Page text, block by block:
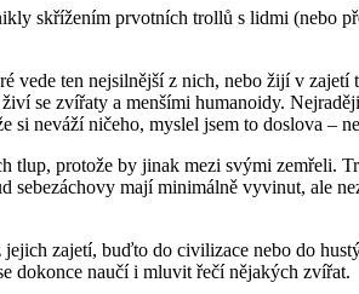
skřížením prvotních trollů s lidmi (nebo
vede ten nejsilnější z nich, nebo žijí v
se zvířaty a menšími humanoidy.
neváží ničeho, myslel jsem to doslova –
tlup, protože by jinak mezi svými
mají minimálně vyvinut, ale
zajetí, buďto do civilizace nebo do
dokonce naučí i mluvit řečí nějakých zvířat.